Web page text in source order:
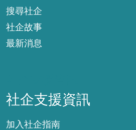
搜尋社企
社企故事
最新消息
社企支援資訊
加入社企指南